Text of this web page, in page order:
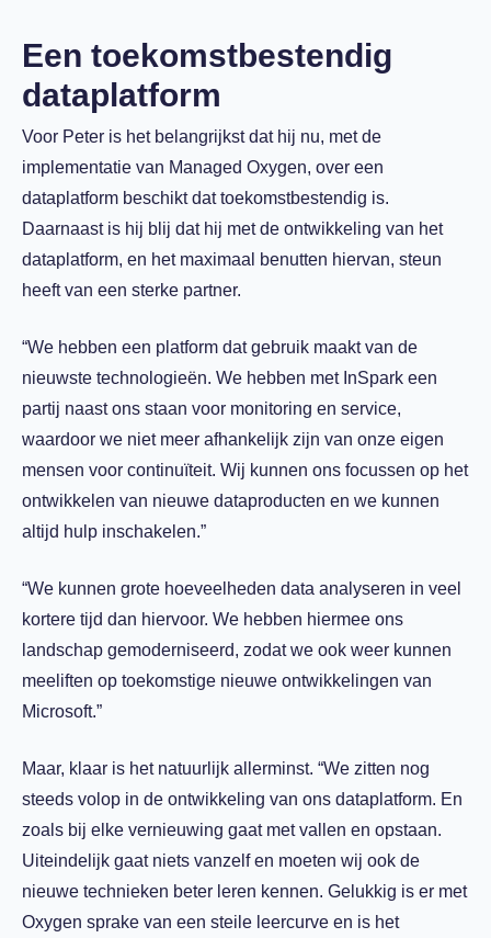
Een toekomstbestendig
dataplatform
Voor Peter is het belangrijkst dat hij nu, met de
implementatie van Managed Oxygen, over een
dataplatform beschikt dat toekomstbestendig is.
Daarnaast is hij blij dat hij met de ontwikkeling van het
dataplatform, en het maximaal benutten hiervan, steun
heeft van een sterke partner.
“We hebben een platform dat gebruik maakt van de
nieuwste technologieën. We hebben met InSpark een
partij naast ons staan voor monitoring en service,
waardoor we niet meer afhankelijk zijn van onze eigen
mensen voor continuïteit. Wij kunnen ons focussen op het
ontwikkelen van nieuwe dataproducten en we kunnen
altijd hulp inschakelen.”
“We kunnen grote hoeveelheden data analyseren in veel
kortere tijd dan hiervoor. We hebben hiermee ons
landschap gemoderniseerd, zodat we ook weer kunnen
meeliften op toekomstige nieuwe ontwikkelingen van
Microsoft.”
Maar, klaar is het natuurlijk allerminst. “We zitten nog
steeds volop in de ontwikkeling van ons dataplatform. En
zoals bij elke vernieuwing gaat met vallen en opstaan.
Uiteindelijk gaat niets vanzelf en moeten wij ook de
nieuwe technieken beter leren kennen. Gelukkig is er met
Oxygen sprake van een steile leercurve en is het